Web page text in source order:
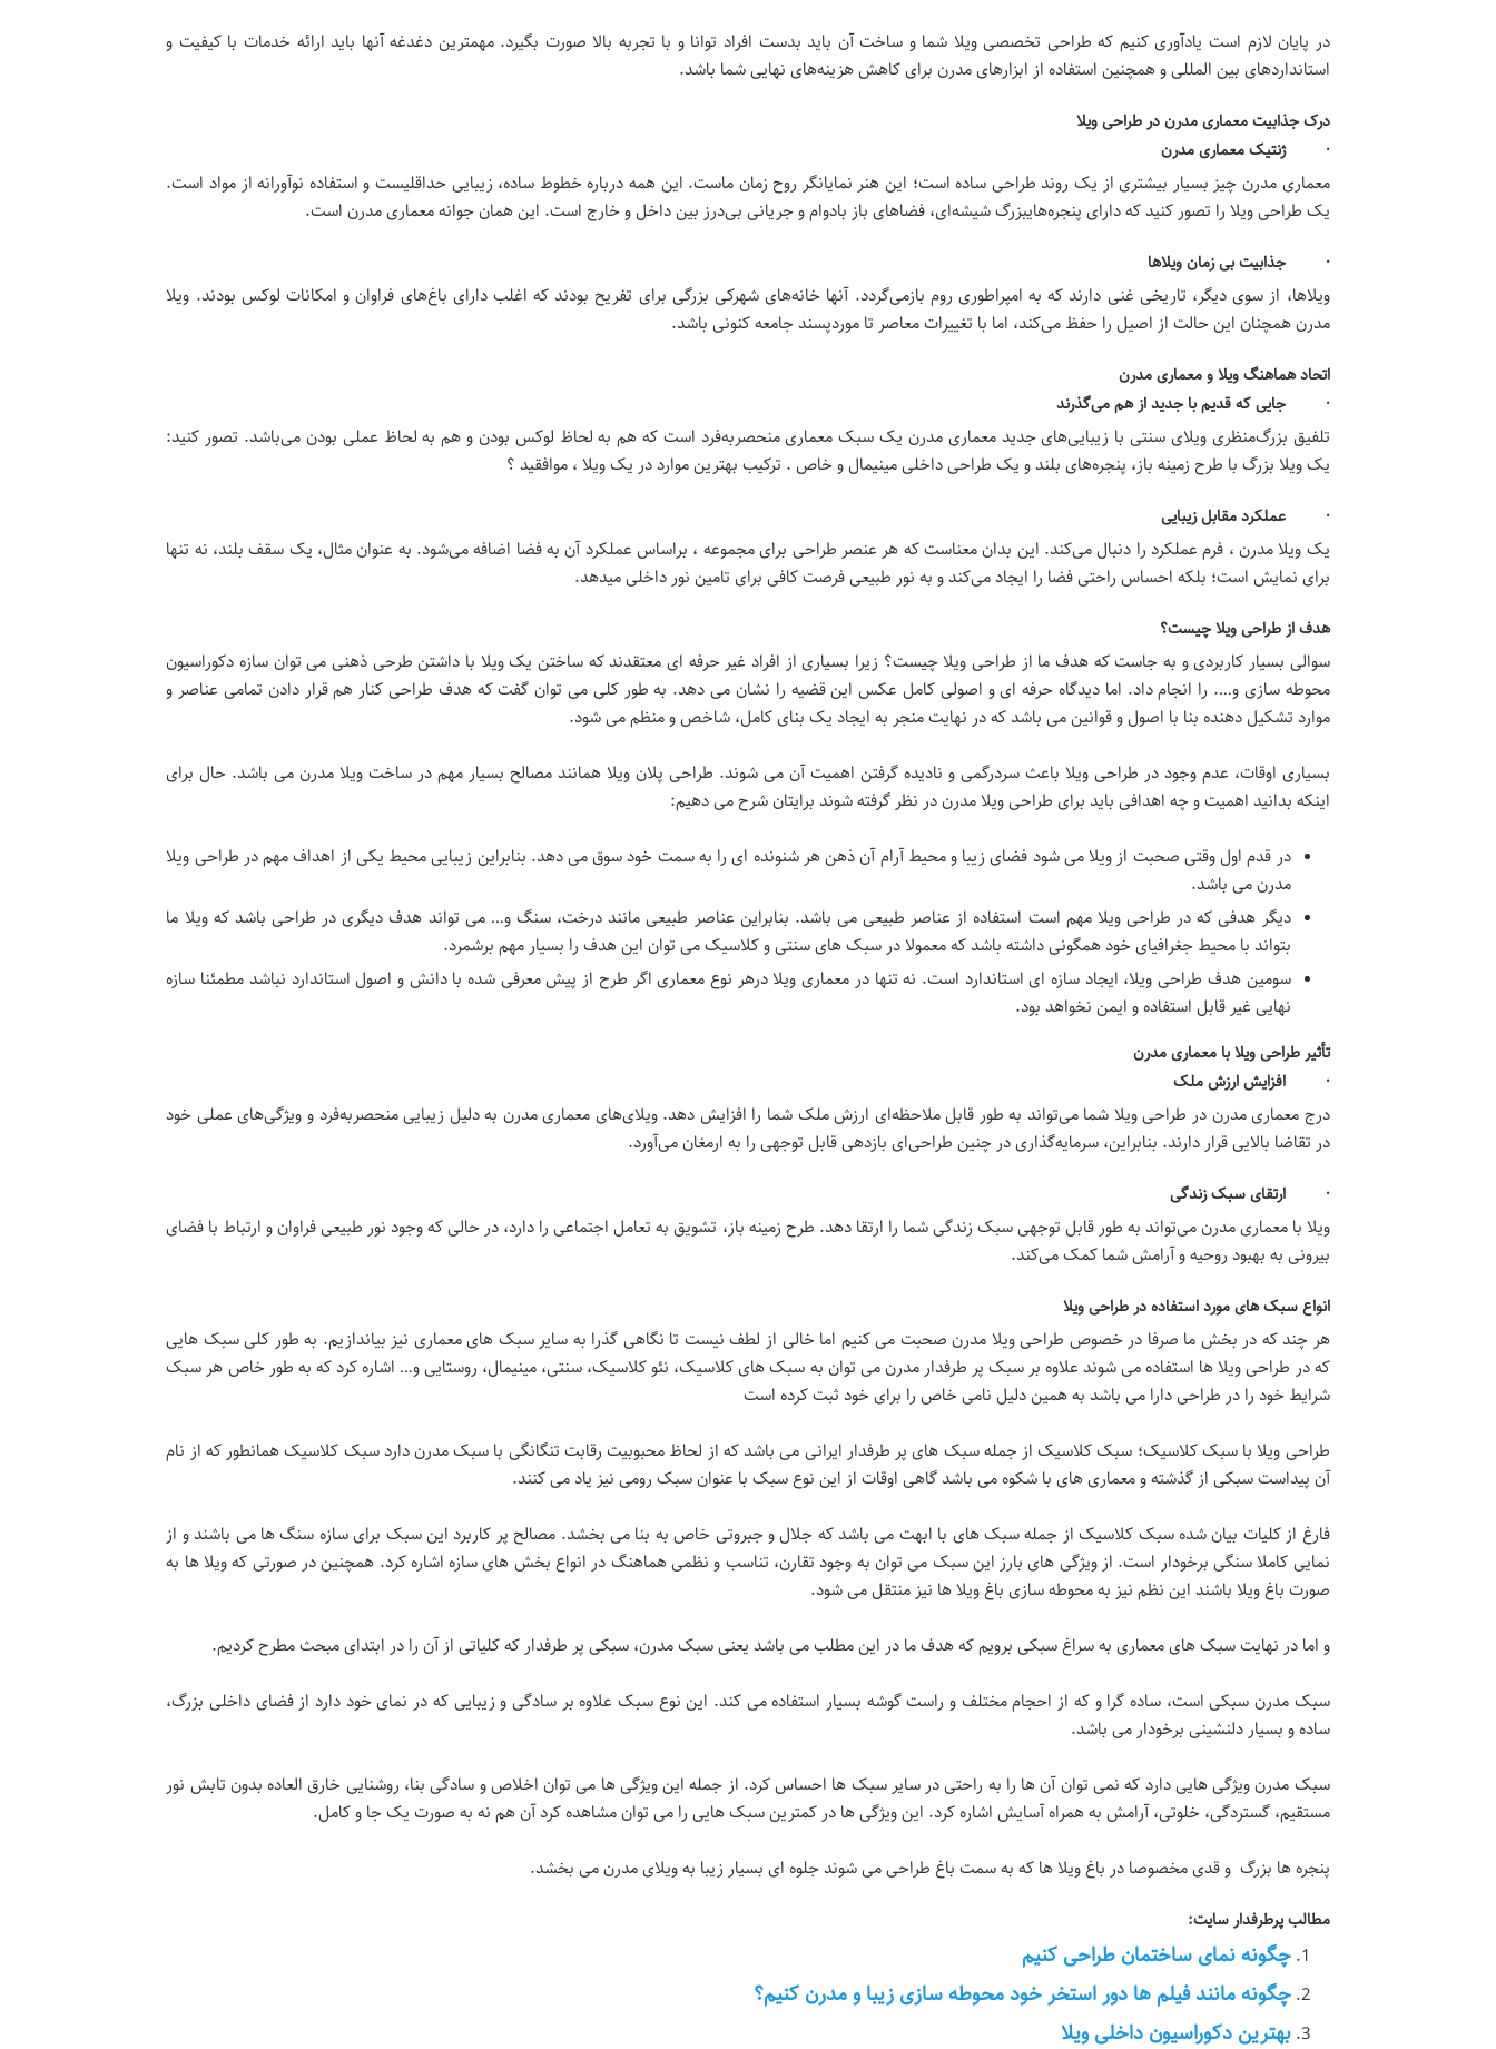
در پایان لازم است یادآوری کنیم که طراحی تخصصی ویلا شما و ساخت آن باید بدست افراد توانا و با تجربه بالا صورت بگیرد. مهمترین دغدغه آنها باید ارائه خدمات با کیفیت و
استانداردهای بین المللی و همچنین استفاده از ابزارهای مدرن برای کاهش هزینه‌های نهایی شما باشد.
درک جذابیت معماری مدرن در طراحی ویلا
· ژنتیک معماری مدرن
معماری مدرن چیز بسیار بیشتری از یک روند طراحی ساده است؛ این هنر نمایانگر روح زمان ماست. این همه درباره خطوط ساده، زیبایی حداقلیست و استفاده نوآورانه از مواد است.
یک طراحی ویلا را تصور کنید که دارای پنجره‌هایبزرگ شیشه‌ای، فضاهای باز بادوام و جریانی بی‌درز بین داخل و خارج است. این همان جوانه معماری مدرن است.
· جذابیت بی زمان ویلاها
ویلاها، از سوی دیگر، تاریخی غنی دارند که به امپراطوری روم بازمی‌گردد. آنها خانه‌های شهرکی بزرگی برای تفریح بودند که اغلب دارای باغ‌های فراوان و امکانات لوکس بودند. ویلا
مدرن همچنان این حالت از اصیل را حفظ می‌کند، اما با تغییرات معاصر تا موردپسند جامعه کنونی باشد.
اتحاد هماهنگ ویلا و معماری مدرن
· جایی که قدیم با جدید از هم می‌گذرند
تلفیق بزرگ‌منظری ویلای سنتی با زیبایی‌های جدید معماری مدرن یک سبک معماری منحصربه‌فرد است که هم به لحاظ لوکس بودن و هم به لحاظ عملی بودن می‌باشد. تصور کنید:
یک ویلا بزرگ با طرح زمینه باز، پنجره‌های بلند و یک طراحی داخلی مینیمال و خاص . ترکیب بهترین موارد در یک ویلا ، موافقید ؟
· عملکرد مقابل زیبایی
یک ویلا مدرن ، فرم عملکرد را دنبال می‌کند. این بدان معناست که هر عنصر طراحی برای مجموعه ، براساس عملکرد آن به فضا اضافه می‌شود. به عنوان مثال، یک سقف بلند، نه تنها
برای نمایش است؛ بلکه احساس راحتی فضا را ایجاد می‌کند و به نور طبیعی فرصت کافی برای تامین نور داخلی میدهد.
هدف از طراحی ویلا چیست؟
سوالی بسیار کاربردی و به جاست که هدف ما از طراحی ویلا چیست؟ زیرا بسیاری از افراد غیر حرفه ای معتقدند که ساختن یک ویلا با داشتن طرحی ذهنی می توان سازه دکوراسیون
محوطه سازی و…. را انجام داد. اما دیدگاه حرفه ای و اصولی کامل عکس این قضیه را نشان می دهد. به طور کلی می توان گفت که هدف طراحی کنار هم قرار دادن تمامی عناصر و
موارد تشکیل دهنده بنا با اصول و قوانین می باشد که در نهایت منجر به ایجاد یک بنای کامل، شاخص و منظم می شود.
بسیاری اوقات، عدم وجود در طراحی ویلا باعث سردرگمی و نادیده گرفتن اهمیت آن می شوند. طراحی پلان ویلا همانند مصالح بسیار مهم در ساخت ویلا مدرن می باشد. حال برای
اینکه بدانید اهمیت و چه اهدافی باید برای طراحی ویلا مدرن در نظر گرفته شوند برایتان شرح می دهیم:
در قدم اول وقتی صحبت از ویلا می شود فضای زیبا و محیط آرام آن ذهن هر شنونده ای را به سمت خود سوق می دهد. بنابراین زیبایی محیط یکی از اهداف مهم در طراحی ویلا
مدرن می باشد.
دیگر هدفی که در طراحی ویلا مهم است استفاده از عناصر طبیعی می باشد. بنابراین عناصر طبیعی مانند درخت، سنگ و… می تواند هدف دیگری در طراحی باشد که ویلا ما
بتواند با محیط جغرافیای خود همگونی داشته باشد که معمولا در سبک های سنتی و کلاسیک می توان این هدف را بسیار مهم برشمرد.
سومین هدف طراحی ویلا، ایجاد سازه ای استاندارد است. نه تنها در معماری ویلا درهر نوع معماری اگر طرح از پیش معرفی شده با دانش و اصول استاندارد نباشد مطمئنا سازه
نهایی غیر قابل استفاده و ایمن نخواهد بود.
تأثیر طراحی ویلا با معماری مدرن
· افزایش ارزش ملک
درج معماری مدرن در طراحی ویلا شما می‌تواند به طور قابل ملاحظه‌ای ارزش ملک شما را افزایش دهد. ویلای‌های معماری مدرن به دلیل زیبایی منحصربه‌فرد و ویژگی‌های عملی خود
در تقاضا بالایی قرار دارند. بنابراین، سرمایه‌گذاری در چنین طراحی‌ای بازدهی قابل توجهی را به ارمغان می‌آورد.
· ارتقای سبک زندگی
ویلا با معماری مدرن می‌تواند به طور قابل توجهی سبک زندگی شما را ارتقا دهد. طرح زمینه باز، تشویق به تعامل اجتماعی را دارد، در حالی که وجود نور طبیعی فراوان و ارتباط با فضای
بیرونی به بهبود روحیه و آرامش شما کمک می‌کند.
انواع سبک های مورد استفاده در طراحی ویلا
هر چند که در بخش ما صرفا در خصوص طراحی ویلا مدرن صحبت می کنیم اما خالی از لطف نیست تا نگاهی گذرا به سایر سبک های معماری نیز بیاندازیم. به طور کلی سبک هایی
که در طراحی ویلا ها استفاده می شوند علاوه بر سبک پر طرفدار مدرن می توان به سبک های کلاسیک، نئو کلاسیک، سنتی، مینیمال، روستایی و… اشاره کرد که به طور خاص هر سبک
شرایط خود را در طراحی دارا می باشد به همین دلیل نامی خاص را برای خود ثبت کرده است
طراحی ویلا با سبک کلاسیک؛ سبک کلاسیک از جمله سبک های پر طرفدار ایرانی می باشد که از لحاظ محبوبیت رقابت تنگانگی با سبک مدرن دارد سبک کلاسیک همانطور که از نام
آن پیداست سبکی از گذشته و معماری های با شکوه می باشد گاهی اوقات از این نوع سبک با عنوان سبک رومی نیز یاد می کنند.
فارغ از کلیات بیان شده سبک کلاسیک از جمله سبک های با ابهت می باشد که جلال و جبروتی خاص به بنا می بخشد. مصالح پر کاربرد این سبک برای سازه سنگ ها می باشند و از
نمایی کاملا سنگی برخودار است. از ویژگی های بارز این سبک می توان به وجود تقارن، تناسب و نظمی هماهنگ در انواع بخش های سازه اشاره کرد. همچنین در صورتی که ویلا ها به
صورت باغ ویلا باشند این نظم نیز به محوطه سازی باغ ویلا ها نیز منتقل می شود.
و اما در نهایت سبک های معماری به سراغ سبکی برویم که هدف ما در این مطلب می باشد یعنی سبک مدرن، سبکی پر طرفدار که کلیاتی از آن را در ابتدای مبحث مطرح کردیم.
سبک مدرن سبکی است، ساده گرا و که از احجام مختلف و راست گوشه بسیار استفاده می کند. این نوع سبک علاوه بر سادگی و زیبایی که در نمای خود دارد از فضای داخلی بزرگ،
ساده و بسیار دلنشینی برخودار می باشد.
سبک مدرن ویژگی هایی دارد که نمی توان آن ها را به راحتی در سایر سبک ها احساس کرد. از جمله این ویژگی ها می توان اخلاص و سادگی بنا، روشنایی خارق العاده بدون تابش نور
مستقیم، گستردگی، خلوتی، آرامش به همراه آسایش اشاره کرد. این ویژگی ها در کمترین سبک هایی را می توان مشاهده کرد آن هم نه به صورت یک جا و کامل.
پنجره ها بزرگ و قدی مخصوصا در باغ ویلا ها که به سمت باغ طراحی می شوند جلوه ای بسیار زیبا به ویلای مدرن می بخشد.
مطالب پرطرفدار سایت:
چگونه نمای ساختمان طراحی کنیم
چگونه مانند فیلم ها دور استخر خود محوطه سازی زیبا و مدرن کنیم؟
بهترین دکوراسیون داخلی ویلا